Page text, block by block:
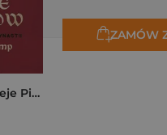
Kryminalne dzieje Piastów. Mroczna historia dynastii
ZAMÓW